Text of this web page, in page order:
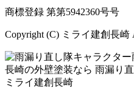
商標登録 第第5942360号号
Copyright (C) ミライ建創長崎
長崎の外壁塗装なら 雨漏り
ミライ建創長崎